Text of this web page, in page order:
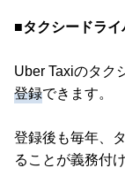
■タクシードラ
Uber Taxiのタク
登録できます。
登録後も毎年、
ることが義務付